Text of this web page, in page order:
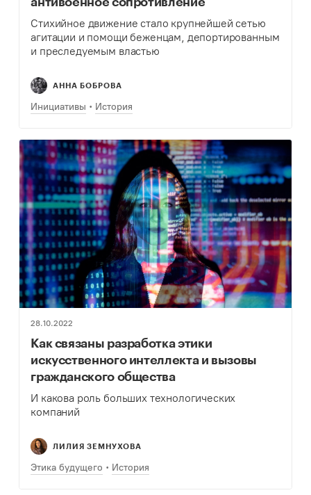
Cтихийное движение стало крупнейшей сетью
агитации и помощи беженцам, депортированным
и преследуемым властью
АННА БОБРОВА
Инициативы История
28.10.2022
Как связаны разработка этики
искусственного интеллекта и вызовы
гражданского общества
И какова роль больших технологических
компаний
ЛИЛИЯ ЗЕМНУХОВА
Этика будущего История